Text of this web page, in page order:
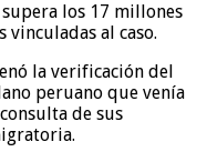
los 17 millones
al caso.
la verificación del
peruano que venía
de sus